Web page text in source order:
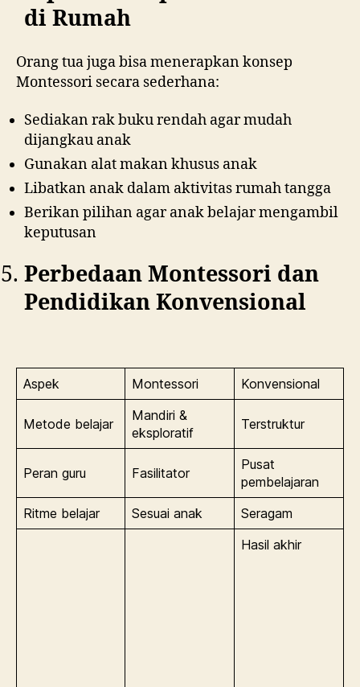
di Rumah
Orang tua juga bisa menerapkan konsep
Montessori secara sederhana:
Sediakan rak buku rendah agar mudah
dijangkau anak
Gunakan alat makan khusus anak
Libatkan anak dalam aktivitas rumah tangga
Berikan pilihan agar anak belajar mengambil
keputusan
Perbedaan Montessori dan
Pendidikan Konvensional
Aspek Montessori Konvensional
Metode belajar
Mandiri &
eksploratif
Terstruktur
Peran guru Fasilitator
Pusat
pembelajaran
Ritme belajar
Sesuai anak Seragam
Hasil akhir